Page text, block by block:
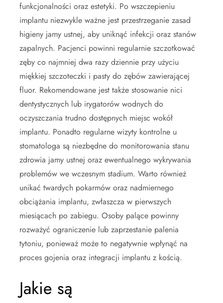
funkcjonalności oraz estetyki. Po wszczepieniu
implantu niezwykle ważne jest przestrzeganie zasad
higieny jamy ustnej, aby uniknąć infekcji oraz stanów
zapalnych. Pacjenci powinni regularnie szczotkować
zęby co najmniej dwa razy dziennie przy użyciu
miękkiej szczoteczki i pasty do zębów zawierającej
fluor. Rekomendowane jest także stosowanie nici
dentystycznych lub irygatorów wodnych do
oczyszczania trudno dostępnych miejsc wokół
implantu. Ponadto regularne wizyty kontrolne u
stomatologa są niezbędne do monitorowania stanu
zdrowia jamy ustnej oraz ewentualnego wykrywania
problemów we wczesnym stadium. Warto również
unikać twardych pokarmów oraz nadmiernego
obciążania implantu, zwłaszcza w pierwszych
miesiącach po zabiegu. Osoby palące powinny
rozważyć ograniczenie lub zaprzestanie palenia
tytoniu, ponieważ może to negatywnie wpłynąć na
proces gojenia oraz integracji implantu z kością.
Jakie są